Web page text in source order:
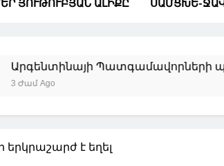
ՅՈՒԹՈՒԲՅԱՆ ԱԼԻՔԸ ՍԱՄՑԽԵ-
Պատգամավորների
Ago
երկրաշարժ է եղել